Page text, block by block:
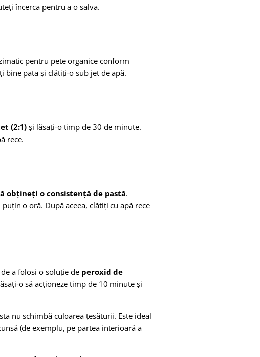
încerca pentru a o salva.
pentru pete organice conform
bine pata și clătiți-o sub jet de apă.
(2:1)și lăsați-o timp de 30 de minute.
rece.
obțineți o consistență de pastă.
o oră. După aceea, clătiți cu apă rece
a folosi o soluție de peroxid de
o să acționeze timp de 10 minute și
nu schimbă culoarea țesăturii. Este ideal
(de exemplu, pe partea interioară a